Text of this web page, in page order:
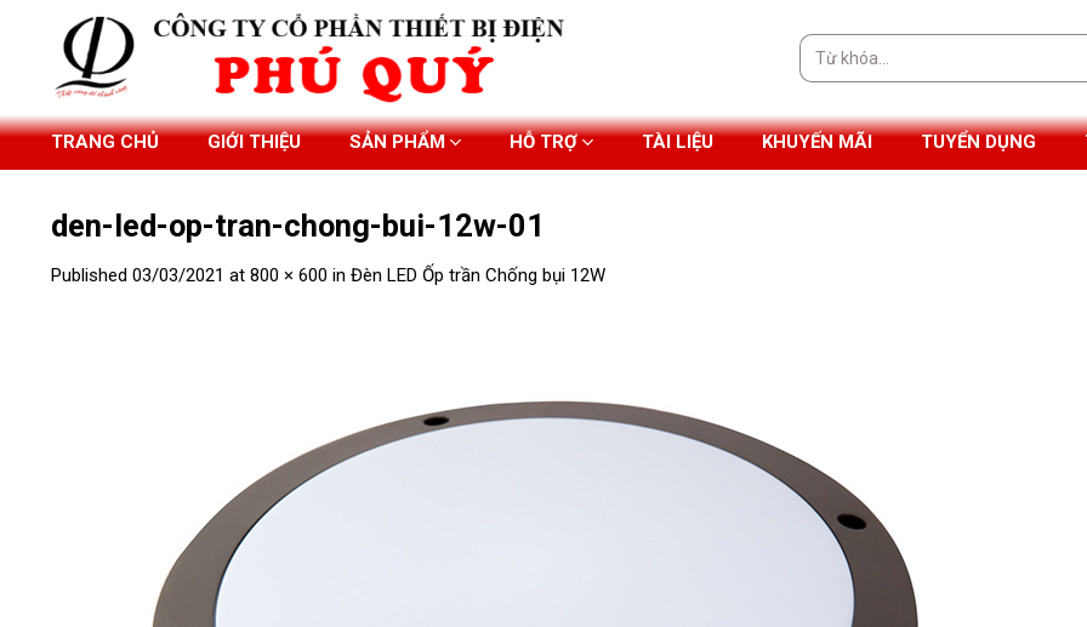
Tìm
kiếm:
TRANG CHỦ GIỚI THIỆU SẢN PHẨM HỖ TRỢ TÀI LIỆU KHUYẾN MÃI TUYỂN DỤNG
den-led-op-tran-chong-bui-12w-01
Published 03/03/2021 at 800 × 600 in Đèn LED Ốp trần Chống bụi 12W